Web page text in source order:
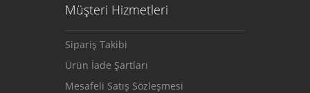
Müşteri Hizmetleri
Sipariş Takibi
Ürün İade Şartları
Mesafeli Satış Sözleşmesi